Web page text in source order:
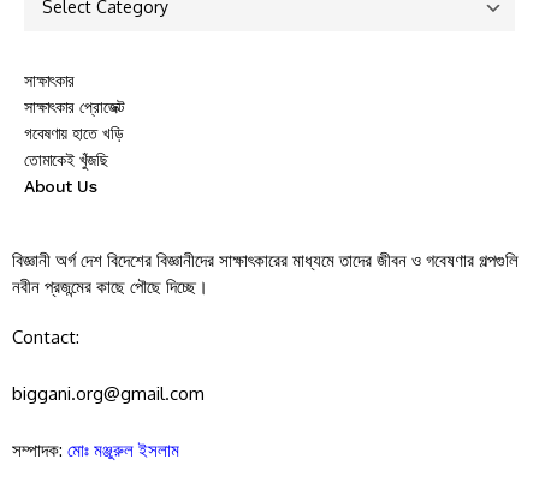
সাক্ষাৎকার
সাক্ষাৎকার প্রোজেক্ট
গবেষণায় হাতে খড়ি
তোমাকেই খুঁজছি
About Us
বিজ্ঞানী অর্গ দেশ বিদেশের বিজ্ঞানীদের সাক্ষাৎকারের মাধ্যমে তাদের জীবন ও গবেষণার গল্পগুলি
নবীন প্রজন্মের কাছে পৌছে দিচ্ছে।
Contact:
biggani.org@gmail.com
সম্পাদক: মোঃ মঞ্জুরুল ইসলাম